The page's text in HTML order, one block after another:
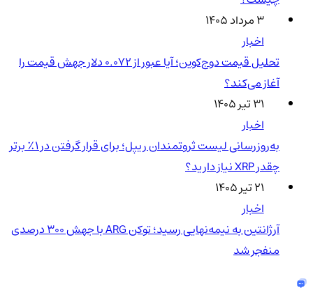
۳ مرداد ۱۴۰۵
اخبار
تحلیل قیمت دوج‌کوین؛ آیا عبور از ۰.۰۷۲ دلار جهش قیمت را
آغاز می‌کند؟
۳۱ تیر ۱۴۰۵
اخبار
به‌روزرسانی لیست ثروتمندان ریپل؛ برای قرار گرفتن در ۱٪ برتر
چقدر XRP نیاز دارید؟
۲۱ تیر ۱۴۰۵
اخبار
آرژانتین به نیمه‌نهایی رسید؛ توکن ARG با جهش ۳۰۰ درصدی
منفجر شد